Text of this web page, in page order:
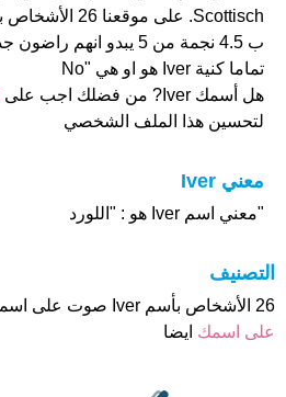
ب 4.5 نجمة من 5 يبدو
تماما كنية Iver هو او هي "No
هل أسمك Iver? من فضلك اجب على
لتحسين هذا الملف الشخصي
معني Iver
"معني اسم Iver هو : "اللورد
التصنيف
26 الأشخاص بأسم Iver صوت على اسمائهم . من فضلك
على اسمك ايضا